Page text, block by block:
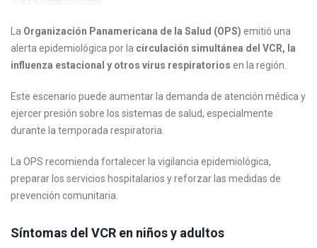
La Organización Panamericana de la Salud (OPS) emitió una
alerta epidemiológica por la circulación simultánea del VCR, la
influenza estacional y otros virus respiratorios en la región.
Este escenario puede aumentar la demanda de atención médica y
ejercer presión sobre los sistemas de salud, especialmente
durante la temporada respiratoria.
La OPS recomienda fortalecer la vigilancia epidemiológica,
preparar los servicios hospitalarios y reforzar las medidas de
prevención comunitaria.
Síntomas del VCR en niños y adultos